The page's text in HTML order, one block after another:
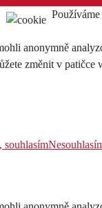
anonymně
změnit v
souhlasím